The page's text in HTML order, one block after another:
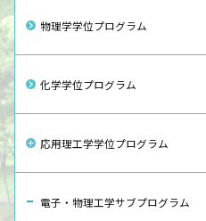
物理学学位プログラム
化学学位プログラム
応用理工学学位プログラム
電子・物理工学サブプログラム